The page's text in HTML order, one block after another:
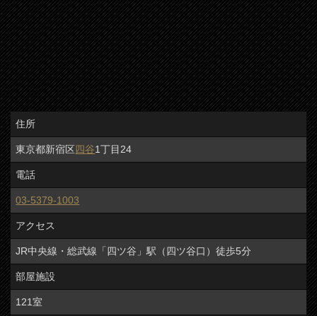
住所
東京都新宿区四谷1丁目24
電話
03-5379-1003
アクセス
JR中央線・総武線「四ツ谷」駅（四ツ谷口）徒歩5分
部屋施設
121室